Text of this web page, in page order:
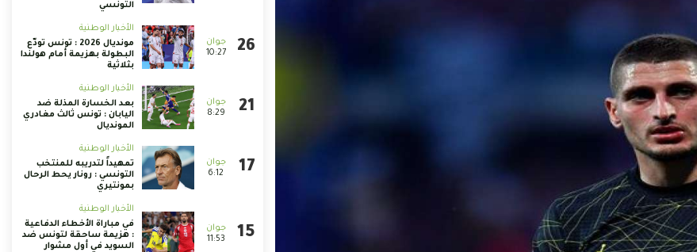
التونسي
10:27
الأخبار الوطنية
مونديال 2026 : تونس تودّع
البطولة بهزيمة أمام هولندا
بثلاثية
8:29
الأخبار الوطنية
بعد الخسارة المذلة ضد
اليابان : تونس ثالث مغادري
المونديال
6:12
الأخبار الوطنية
تمهيداً لتدريبه للمنتخب
التونسي : رونار يحط الرحال
بمونتيري
11:53
الأخبار الوطنية
في مباراة الأخطاء الدفاعية
: هزيمة ساحقة لتونس ضد
السويد في أول مشوار